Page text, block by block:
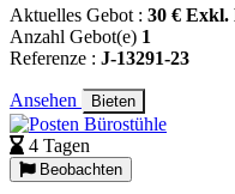
Aktuelles Gebot : 30 € Exkl.
Anzahl Gebot(e) 1
Referenze : J-13291-23
Ansehen Bieten
4 Tagen
Beobachten